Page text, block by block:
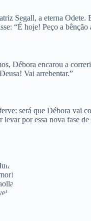
Segall, a eterna
“É hoje! Peço a
Débora encarou a
Vai arrebentar.”
será que Débora vai
levar por essa nova fase de